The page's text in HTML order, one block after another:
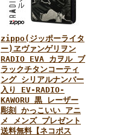
zippo(ジッポーライタ
ー)ヱヴァンゲリヲン
RADIO EVA カヲル ブ
ラックチタンコーティ
ング シリアルナンバー
入り EV-RADIO-
KAWORU 黒 レーザー
彫刻 かっこいい アニ
メ メンズ プレゼント
送料無料【ネコポス